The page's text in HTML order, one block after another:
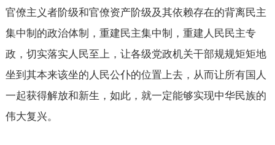
官僚主义者阶级和官僚资产阶级及其依赖存在的背离民主
集中制的政治体制，重建民主集中制，重建人民民主专
政，切实落实人民至上，让各级党政机关干部规规矩矩地
坐到其本来该坐的人民公仆的位置上去，从而让所有国人
一起获得解放和新生，如此，就一定能够实现中华民族的
伟大复兴。